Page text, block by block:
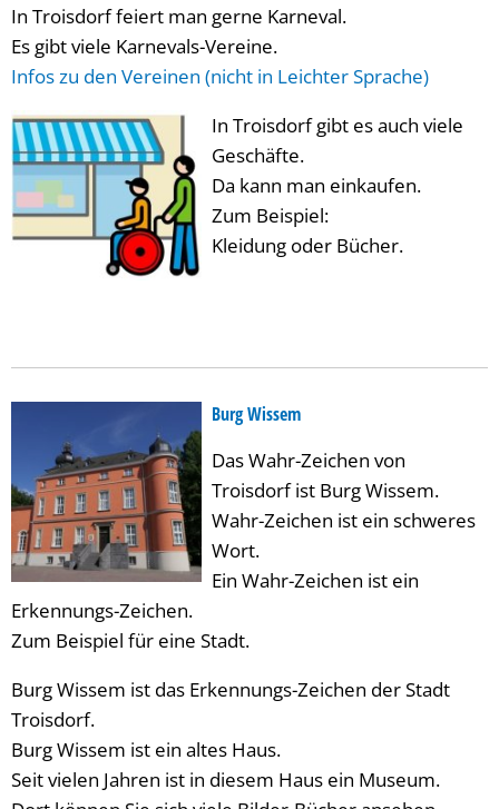
In Troisdorf feiert man gerne Karneval.
Es gibt viele Karnevals-Vereine.
Infos zu den Vereinen (nicht in Leichter Sprache)
In Troisdorf gibt es auch viele
Geschäfte.
Da kann man einkaufen.
Zum Beispiel:
Kleidung oder Bücher.
Burg Wissem
Das Wahr-Zeichen von
Troisdorf ist Burg Wissem.
Wahr-Zeichen ist ein schweres
Wort.
Ein Wahr-Zeichen ist ein
Erkennungs-Zeichen.
Zum Beispiel für eine Stadt.
Burg Wissem ist das Erkennungs-Zeichen der Stadt
Troisdorf.
Burg Wissem ist ein altes Haus.
Seit vielen Jahren ist in diesem Haus ein Museum.